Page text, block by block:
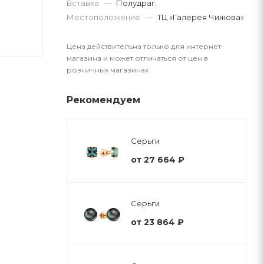
Вставка — Полудраг.
Местоположение — ТЦ «Галерея Чижова»
Цена действительна только для интернет-
магазина и может отличаться от цен в
розничных магазинах
Рекомендуем
Серьги
от 27 664 ₽
Серьги
от 23 864 ₽